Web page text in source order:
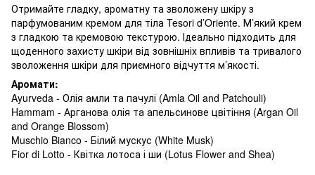
Отримайте гладку, ароматну та зволожену шкіру з
парфумованим кремом для тіла Tesori d’Oriente. М’який крем
з гладкою та кремовою текстурою. Ідеально підходить для
щоденного захисту шкіри від зовнішніх впливів та тривалого
зволоження шкіри для приємного відчуття м’якості.
Аромати:
Ayurveda - Олія амли та пачулі (Amla Oil and Patchouli)
Hammam - Арганова олія та апельсинове цвітіння (Argan Oil
and Orange Blossom)
Muschio Bianco - Білий мускус (White Musk)
Fior di Lotto - Квітка лотоса і ши (Lotus Flower and Shea)